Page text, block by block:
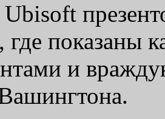
показаны
и